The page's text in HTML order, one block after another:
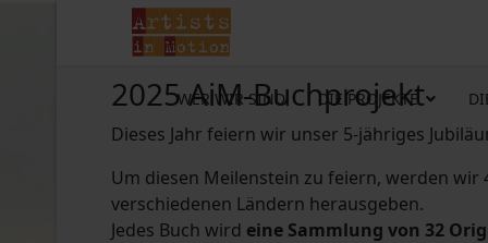
WER WIR SIND DIE PROJEKTE
2025 AiM-Buchprojekt
Dieses Jahr feiern wir unser 5-jähriges
Um diesen Meilenstein zu feiern, werden
verschiedenen Ländern herausgeben.
Jedes Buch wird eine Sammlung von 32